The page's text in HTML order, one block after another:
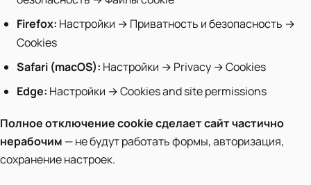
Firefox: Настройки → Приватность и безопасность →
Cookies
Safari (macOS): Настройки → Privacy → Cookies
Edge: Настройки → Cookies and site permissions
Полное отключение cookie сделает сайт частично
нерабочим — не будут работать формы, авторизация,
сохранение настроек.